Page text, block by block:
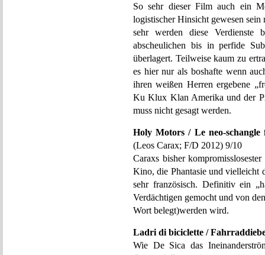
So sehr dieser Film auch ein
logistischer Hinsicht gewesen sein
sehr werden diese Verdienste
abscheulichen bis in perfide
überlagert. Teilweise kaum zu
es hier nur als boshafte wenn
ihren weißen Herren ergebene
Ku Klux Klan Amerika und der
muss nicht gesagt werden.
Holy Motors / Le neo-
(Leos Carax; F/D 2012) 9/10
Caraxs bisher
Kino, die Phantasie und vielleicht
sehr französisch. Definitiv ein
Verdächtigen gemocht und von
Wort belegt)werden wird.
Ladri di biciclette /
Wie De Sica das